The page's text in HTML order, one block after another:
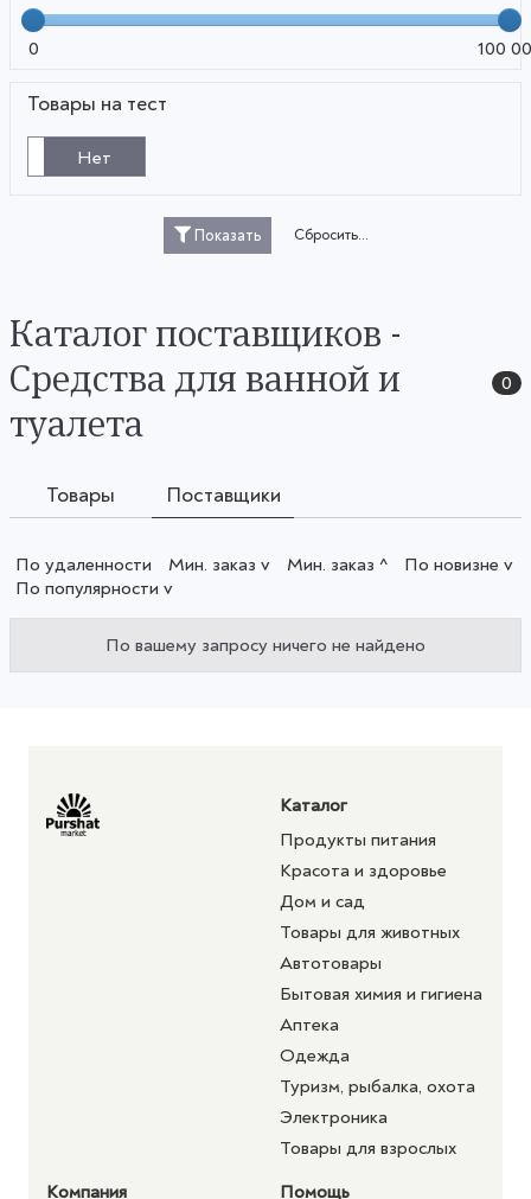
0 100
Товары на тест
Нет
Показать Сбросить...
Каталог поставщиков -
Средства для ванной и
туалета
0
Товары Поставщики
По удаленности Мин. заказ v Мин. заказ ^
По новизне v
По популярности v
По вашему запросу ничего не найдено
Каталог
Продукты питания
Красота и здоровье
Дом и сад
Товары для животных
Автотовары
Бытовая химия и гигиена
Аптека
Одежда
Туризм, рыбалка, охота
Электроника
Товары для взрослых
Компания
Помощь